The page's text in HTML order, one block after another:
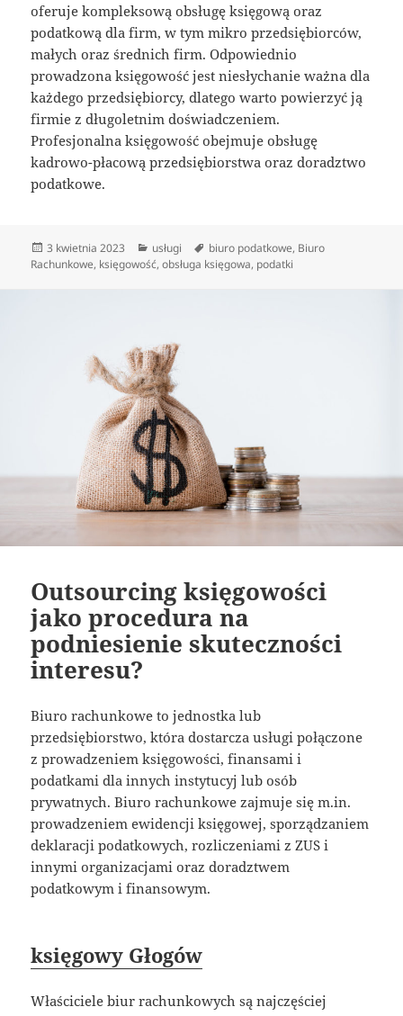
oferuje kompleksową obsługę księgową oraz
podatkową dla firm, w tym mikro przedsiębiorców,
małych oraz średnich firm. Odpowiednio
prowadzona księgowość jest niesłychanie ważna dla
każdego przedsiębiorcy, dlatego warto powierzyć ją
firmie z długoletnim doświadczeniem.
Profesjonalna księgowość obejmuje obsługę
kadrowo-płacową przedsiębiorstwa oraz doradztwo
podatkowe.
Data
publikacji
3 kwietnia 2023 Kategorie
usługi Tagi
biuro podatkowe, Biuro
Rachunkowe, księgowość,obsługa księgowa, podatki
Outsourcing księgowości
jako procedura na
podniesienie skuteczności
interesu?
Biuro rachunkowe to jednostka lub
przedsiębiorstwo, która dostarcza usługi połączone
z prowadzeniem księgowości, finansami i
podatkami dla innych instytucyj lub osób
prywatnych. Biuro rachunkowe zajmuje się m.in.
prowadzeniem ewidencji księgowej, sporządzaniem
deklaracji podatkowych, rozliczeniami z ZUS i
innymi organizacjami oraz doradztwem
podatkowym i finansowym.
księgowy Głogów
Właściciele biur rachunkowych są najczęściej